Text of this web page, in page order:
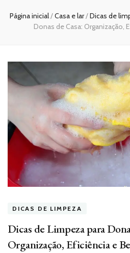
Página inicial/Casa e lar/Dicas de
Donas de Casa: Organização,
DICAS DE LIMPEZA
Dicas de Limpeza para
Organização, Eficiência e